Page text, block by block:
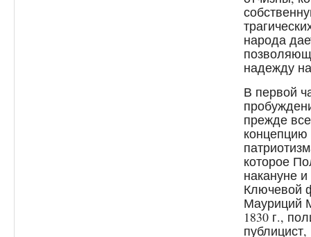
народа
надежду
В первой
прежде
концепцию
которое
накануне
Ключевой
Мауриций
1830 г.,